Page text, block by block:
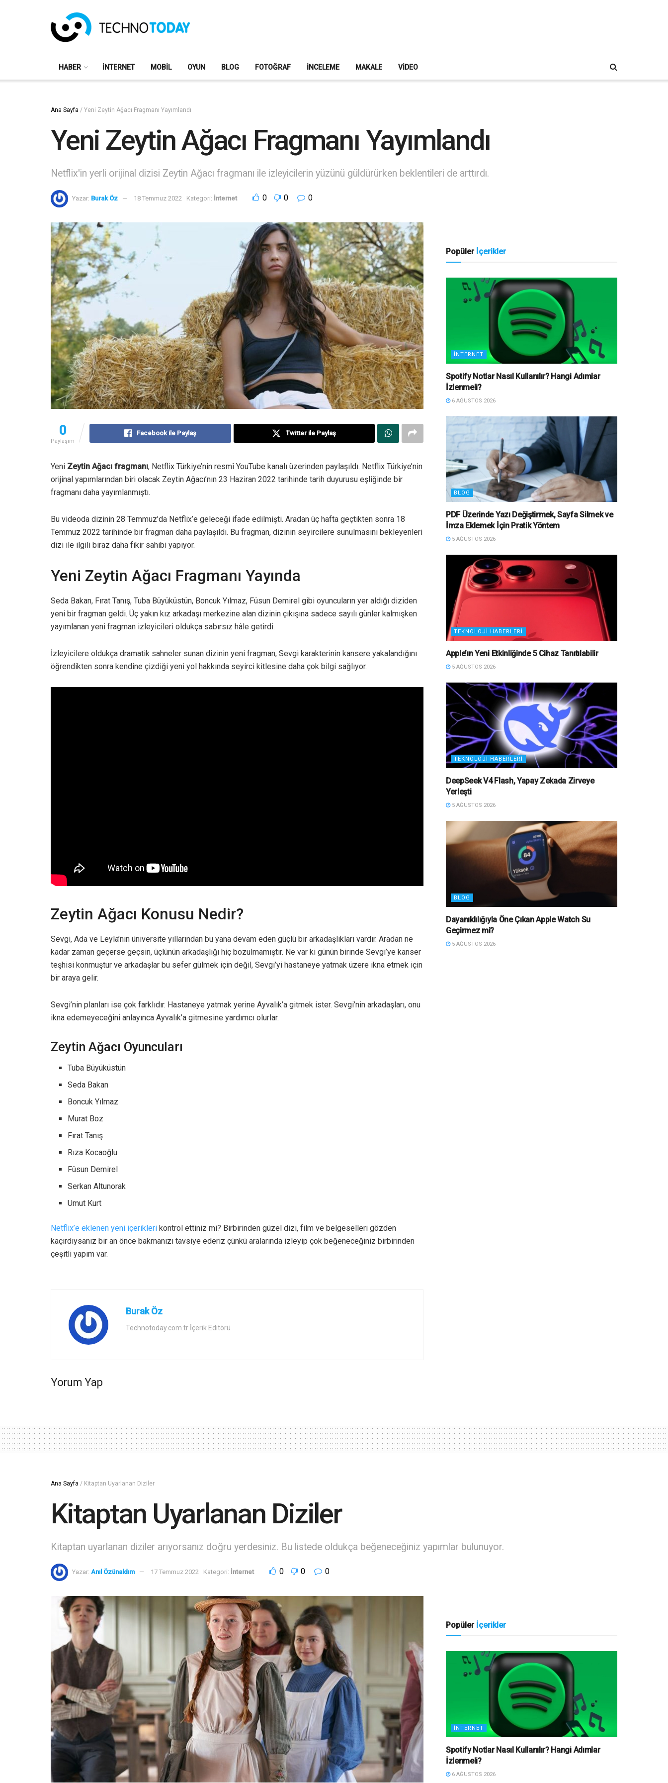
HABER İNTERNET MOBIL OYUN BLOG FOTOĞRAF İNCELEME MAKALE VIDEO
Ana Sayfa / Yeni Zeytin Ağacı Fragmanı Yayımlandı
Yeni Zeytin Ağacı Fragmanı Yayımlandı
Netflix'in yerli orijinal dizisi Zeytin Ağacı fragmanı ile izleyicilerin yüzünü güldürürken beklentileri de arttırdı.
Yazar: Burak Öz 18 Temmuz 2022 Kategori: İnternet 0 0 0
0
Paylaşım
Facebook ile Paylaş Twitter ile Paylaş
Yeni Zeytin Ağacı fragmanı, Netflix Türkiye’nin resmî YouTube kanalı üzerinden paylaşıldı. Netflix Türkiye’nin
orijinal yapımlarından biri olacak Zeytin Ağacı’nın 23 Haziran 2022 tarihinde tarih duyurusu eşliğinde bir
fragmanı daha yayımlanmıştı.
Bu videoda dizinin 28 Temmuz’da Netflix’e geleceği ifade edilmişti. Aradan üç hafta geçtikten sonra 18
Temmuz 2022 tarihinde bir fragman daha paylaşıldı. Bu fragman, dizinin seyircilere sunulmasını bekleyenleri
dizi ile ilgili biraz daha fikir sahibi yapıyor.
Yeni Zeytin Ağacı Fragmanı Yayında
Seda Bakan, Fırat Tanış, Tuba Büyüküstün, Boncuk Yılmaz, Füsun Demirel gibi oyuncuların yer aldığı diziden
yeni bir fragman geldi. Üç yakın kız arkadaşı merkezine alan dizinin çıkışına sadece sayılı günler kalmışken
yayımlanan yeni fragman izleyicileri oldukça sabırsız hâle getirdi.
İzleyicilere oldukça dramatik sahneler sunan dizinin yeni fragman, Sevgi karakterinin kansere yakalandığını
öğrendikten sonra kendine çizdiği yeni yol hakkında seyirci kitlesine daha çok bilgi sağlıyor.
Zeytin Ağacı Konusu Nedir?
Sevgi, Ada ve Leyla’nın üniversite yıllarından bu yana devam eden güçlü bir arkadaşlıkları vardır. Aradan ne
kadar zaman geçerse geçsin, üçlünün arkadaşlığı hiç bozulmamıştır. Ne var ki günün birinde Sevgi’ye kanser
teşhisi konmuştur ve arkadaşlar bu sefer gülmek için değil, Sevgi’yi hastaneye yatmak üzere ikna etmek için
bir araya gelir.
Sevgi’nin planları ise çok farklıdır. Hastaneye yatmak yerine Ayvalık’a gitmek ister. Sevgi’nin arkadaşları, onu
ikna edemeyeceğini anlayınca Ayvalık’a gitmesine yardımcı olurlar.
Zeytin Ağacı Oyuncuları
Tuba Büyüküstün
Seda Bakan
Boncuk Yılmaz
Murat Boz
Fırat Tanış
Rıza Kocaoğlu
Füsun Demirel
Serkan Altunorak
Umut Kurt
Netflix’e eklenen yeni içerikleri kontrol ettiniz mi? Birbirinden güzel dizi, film ve belgeselleri gözden
kaçırdıysanız bir an önce bakmanızı tavsiye ederiz çünkü aralarında izleyip çok beğeneceğiniz birbirinden
çeşitli yapım var.
Burak Öz
Technotoday.com.tr İçerik Editörü
Yorum Yap
Popüler İçerikler
İNTERNET
Spotify Notlar Nasıl Kullanılır? Hangi Adımlar
İzlenmeli?
6 AĞUSTOS 2026
BLOG
PDF Üzerinde Yazı Değiştirmek, Sayfa Silmek ve
İmza Eklemek İçin Pratik Yöntem
5 AĞUSTOS 2026
TEKNOLOJI HABERLERI
Apple’ın Yeni Etkinliğinde 5 Cihaz Tanıtılabilir
5 AĞUSTOS 2026
TEKNOLOJI HABERLERI
DeepSeek V4 Flash, Yapay Zekada Zirveye
Yerleşti
5 AĞUSTOS 2026
BLOG
Dayanıklılığıyla Öne Çıkan Apple Watch Su
Geçirmez mi?
5 AĞUSTOS 2026
Ana Sayfa / Kitaptan Uyarlanan Diziler
Kitaptan Uyarlanan Diziler
Kitaptan uyarlanan diziler arıyorsanız doğru yerdesiniz. Bu listede oldukça beğeneceğiniz yapımlar bulunuyor.
Yazar: Anıl Özünaldım 17 Temmuz 2022 Kategori: İnternet 0 0 0
Popüler İçerikler
İNTERNET
Spotify Notlar Nasıl Kullanılır? Hangi Adımlar
İzlenmeli?
6 AĞUSTOS 2026